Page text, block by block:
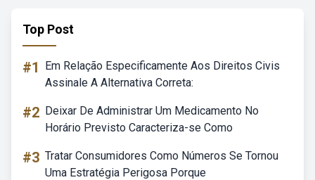
Top Post
#1
Em Relação Especificamente Aos Direitos Civis
Assinale A Alternativa Correta:
#2 Deixar De Administrar Um Medicamento No
Horário Previsto Caracteriza-se Como
#3 Tratar Consumidores Como Números Se Tornou
Uma Estratégia Perigosa Porque